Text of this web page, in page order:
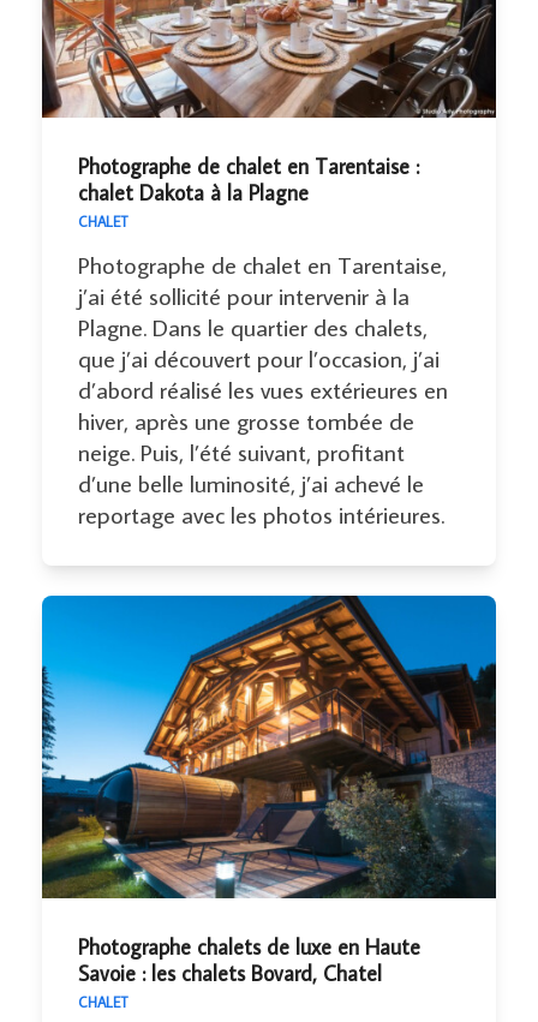
Photographe de chalet en Tarentaise :
chalet Dakota à la Plagne
CHALET
Photographe de chalet en Tarentaise,
j’ai été sollicité pour intervenir à la
Plagne. Dans le quartier des chalets,
que j’ai découvert pour l’occasion, j’ai
d’abord réalisé les vues extérieures en
hiver, après une grosse tombée de
neige. Puis, l’été suivant, profitant
d’une belle luminosité, j’ai achevé le
reportage avec les photos intérieures.
Photographe chalets de luxe en Haute
Savoie : les chalets Bovard, Chatel
CHALET